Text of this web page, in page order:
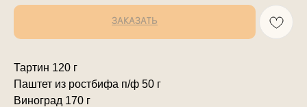
ЗАКАЗАТЬ
Тартин 120 г
Паштет из ростбифа п/ф 50 г
Виноград 170 г